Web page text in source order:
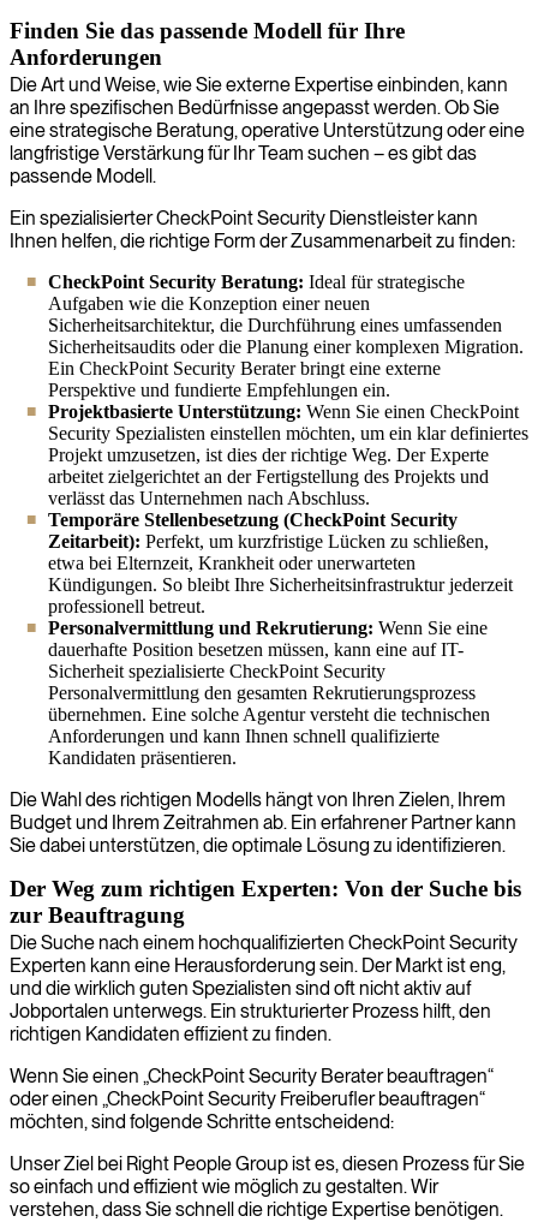
Finden Sie das passende Modell für Ihre
Anforderungen
Die Art und Weise, wie Sie externe Expertise einbinden, kann
an Ihre spezifischen Bedürfnisse angepasst werden. Ob Sie
eine strategische Beratung, operative Unterstützung oder eine
langfristige Verstärkung für Ihr Team suchen – es gibt das
passende Modell.
Ein spezialisierter CheckPoint Security Dienstleister kann
Ihnen helfen, die richtige Form der Zusammenarbeit zu finden:
CheckPoint Security Beratung: Ideal für strategische
Aufgaben wie die Konzeption einer neuen
Sicherheitsarchitektur, die Durchführung eines umfassenden
Sicherheitsaudits oder die Planung einer komplexen Migration.
Ein CheckPoint Security Berater bringt eine externe
Perspektive und fundierte Empfehlungen ein.
Projektbasierte Unterstützung: Wenn Sie einen CheckPoint
Security Spezialisten einstellen möchten, um ein klar definiertes
Projekt umzusetzen, ist dies der richtige Weg. Der Experte
arbeitet zielgerichtet an der Fertigstellung des Projekts und
verlässt das Unternehmen nach Abschluss.
Temporäre Stellenbesetzung (CheckPoint Security
Zeitarbeit): Perfekt, um kurzfristige Lücken zu schließen,
etwa bei Elternzeit, Krankheit oder unerwarteten
Kündigungen. So bleibt Ihre Sicherheitsinfrastruktur jederzeit
professionell betreut.
Personalvermittlung und Rekrutierung: Wenn Sie eine
dauerhafte Position besetzen müssen, kann eine auf IT-
Sicherheit spezialisierte CheckPoint Security
Personalvermittlung den gesamten Rekrutierungsprozess
übernehmen. Eine solche Agentur versteht die technischen
Anforderungen und kann Ihnen schnell qualifizierte
Kandidaten präsentieren.
Die Wahl des richtigen Modells hängt von Ihren Zielen, Ihrem
Budget und Ihrem Zeitrahmen ab. Ein erfahrener Partner kann
Sie dabei unterstützen, die optimale Lösung zu identifizieren.
Der Weg zum richtigen Experten: Von der Suche bis
zur Beauftragung
Die Suche nach einem hochqualifizierten CheckPoint Security
Experten kann eine Herausforderung sein. Der Markt ist eng,
und die wirklich guten Spezialisten sind oft nicht aktiv auf
Jobportalen unterwegs. Ein strukturierter Prozess hilft, den
richtigen Kandidaten effizient zu finden.
Wenn Sie einen „CheckPoint Security Berater beauftragen“
oder einen „CheckPoint Security Freiberufler beauftragen“
möchten, sind folgende Schritte entscheidend:
Unser Ziel bei Right People Group ist es, diesen Prozess für Sie
so einfach und effizient wie möglich zu gestalten. Wir
verstehen, dass Sie schnell die richtige Expertise benötigen.